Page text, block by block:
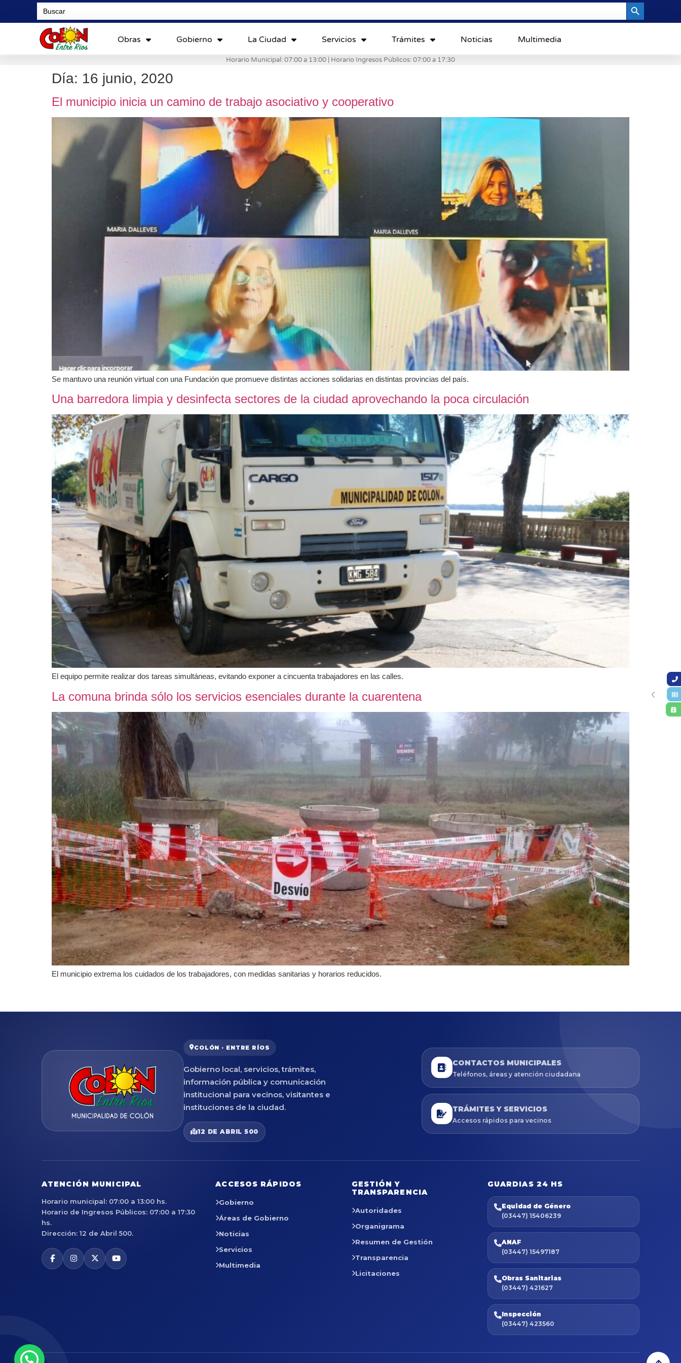
Search
for:
Obras Gobierno La Ciudad Servicios Trámites Noticias Multimedia
Horario Municipal: 07:00 a 13:00 | Horario Ingresos Públicos: 07:00 a 17:30
Día: 16 junio, 2020
El municipio inicia un camino de trabajo asociativo y cooperativo
Se mantuvo una reunión virtual con una Fundación que promueve distintas acciones solidarias en distintas provincias del país.
Una barredora limpia y desinfecta sectores de la ciudad aprovechando la poca circulación
El equipo permite realizar dos tareas simultáneas, evitando exponer a cincuenta trabajadores en las calles.
La comuna brinda sólo los servicios esenciales durante la cuarentena
El municipio extrema los cuidados de los trabajadores, con medidas sanitarias y horarios reducidos.
COLÓN · ENTRE RÍOS
Gobierno local, servicios, trámites,
información pública y comunicación
institucional para vecinos, visitantes e
instituciones de la ciudad.
12 DE ABRIL 500
CONTACTOS MUNICIPALES
Teléfonos, áreas y atención ciudadana
TRÁMITES Y SERVICIOS
Accesos rápidos para vecinos
ATENCIÓN MUNICIPAL
Horario municipal: 07:00 a 13:00 hs.
Horario de Ingresos Públicos: 07:00 a 17:30
hs.
Dirección: 12 de Abril 500.
ACCESOS RÁPIDOS
Gobierno
Áreas de Gobierno
Noticias
Servicios
Multimedia
GESTIÓN Y
TRANSPARENCIA
Autoridades
Organigrama
Resumen de Gestión
Transparencia
Licitaciones
GUARDIAS 24 HS
Equidad de Género
(03447) 15406239
ANAF
(03447) 15497187
Obras Sanitarias
(03447) 421627
Inspección
(03447) 423560